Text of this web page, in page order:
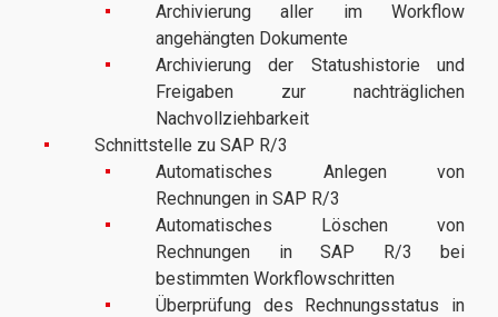
Archivierung aller im Workflow
angehängten Dokumente
Archivierung der Statushistorie und
Freigaben zur nachträglichen
Nachvollziehbarkeit
Schnittstelle zu SAP R/3
Automatisches Anlegen von
Rechnungen in SAP R/3
Automatisches Löschen von
Rechnungen in SAP R/3 bei
bestimmten Workflowschritten
Überprüfung des Rechnungsstatus in